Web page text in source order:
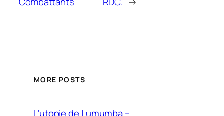
MORE POSTS
L’utopie de Lumumba –